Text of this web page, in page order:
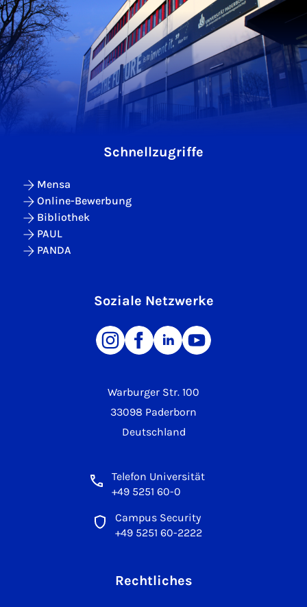
Warburger Str. 100
33098 Paderborn
Deutschland
Telefon Universität
+49 5251 60-0
Campus Security
+49 5251 60-2222
Schnellzugriffe
Mensa
Online-Bewerbung
Bibliothek
PAUL
PANDA
Soziale Netzwerke
Rechtliches